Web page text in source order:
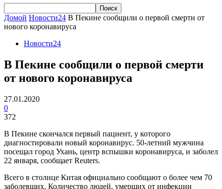
Домой Новости24 В Пекине сообщили о первой смерти от
нового коронавируса
Новости24
В Пекине сообщили о первой смерти
от нового коронавируса
27.01.2020
0
372
В Пекине скончался первый пациент, у которого
диагностировали новый коронавирус. 50-летний мужчина
посещал город Ухань, центр вспышки коронавируса, и заболел
22 января, сообщает Reuters.
Всего в столице Китая официально сообщают о более чем 70
заболевших. Количество людей, умерших от инфекции